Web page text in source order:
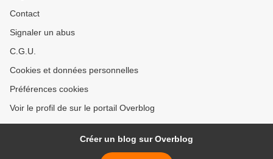
Contact
Signaler un abus
C.G.U.
Cookies et données personnelles
Préférences cookies
Voir le profil de sur le portail Overblog
Créer un blog sur Overblog